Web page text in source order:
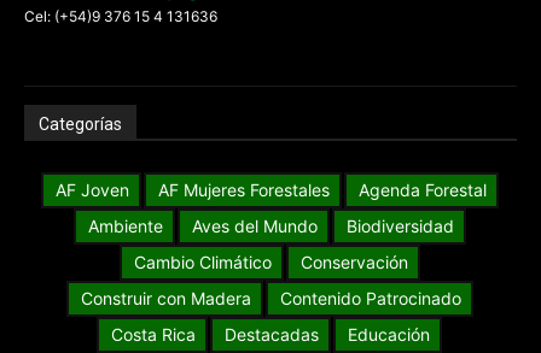
Cel: (+54)9 376 15 4 131636
Categorías
AF Joven AF Mujeres Forestales
Agenda Forestal
Ambiente
Aves del Mundo
Biodiversidad
Cambio Climático
Conservación
Construir con Madera
Contenido Patrocinado
Costa Rica
Destacadas
Educación